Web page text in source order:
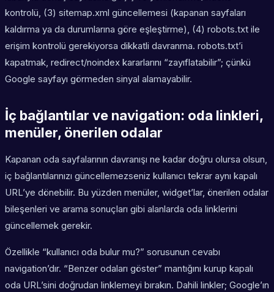
kontrolü, (3) sitemap.xml güncellemesi (kapanan sayfaları
kaldırma ya da durumlarına göre eşleştirme), (4) robots.txt ile
erişim kontrolü gerekiyorsa dikkatli davranma. robots.txt’i
kapatmak, redirect/noindex kararlarını “zayıflatabilir”; çünkü
Google sayfayı görmeden sinyal alamayabilir.
İç bağlantılar ve navigation: oda linkleri,
menüler, önerilen odalar
Kapanan oda sayfalarının davranışı ne kadar doğru olursa olsun,
iç bağlantılarınızı güncellemezseniz kullanıcı tekrar aynı kapalı
URL’ye dönebilir. Bu yüzden menüler, widget’lar, önerilen odalar
bileşenleri ve arama sonuçları gibi alanlarda oda linklerini
güncellemek gerekir.
Özellikle “kullanıcı oda bulur mu?” sorusunun cevabı
navigation’dır. “Benzer odaları göster” mantığını kurup kapalı
oda URL’sini doğrudan linklemeyi bırakın. Dahili linkler; Google’ın